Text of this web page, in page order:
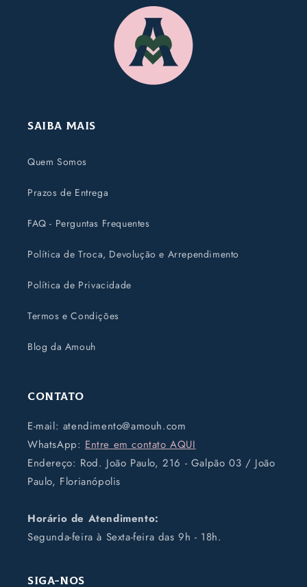
Saiba Mais
Quem Somos
Prazos de Entrega
FAQ - Perguntas Frequentes
Política de Troca, Devolução e Arrependimento
Política de Privacidade
Termos e Condições
Blog da Amouh
Contato
E-mail: atendimento@amouh.com
WhatsApp: Entre em contato AQUI
Endereço: Rod. João Paulo, 216 - Galpão 03 / João
Paulo, Florianópolis
Horário de Atendimento:
Segunda-feira à Sexta-feira das 9h - 18h.
Siga-nos